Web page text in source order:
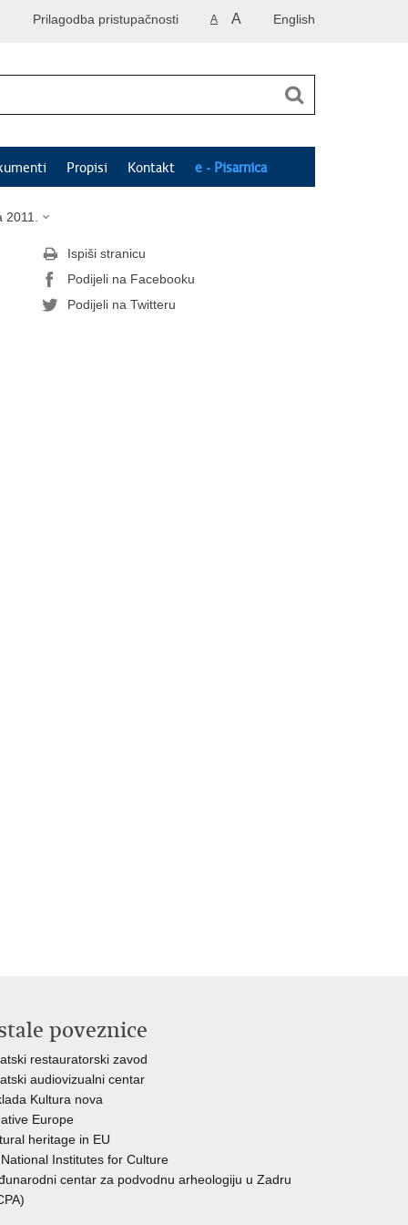
English
A A
Prilagodba pristupačnosti
Propisi Kontakt e - Pisarnica
Ispiši stranicu
Podijeli na Facebooku
Podijeli na Twitteru
poveznice
restauratorski zavod
audiovizualni centar
Kultura nova
Europe
heritage in EU
Institutes for Culture
centar za podvodnu arheologiju u Zadru